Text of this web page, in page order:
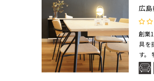
広
創業
具を
す。